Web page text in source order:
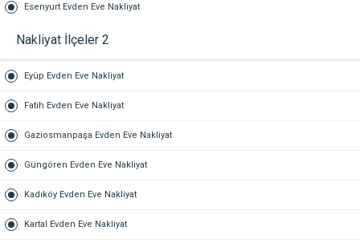
Esenyurt Evden Eve Nakliyat
Nakliyat İlçeler 2
Eyüp Evden Eve Nakliyat
Fatih Evden Eve Nakliyat
Gaziosmanpaşa Evden Eve Nakliyat
Güngören Evden Eve Nakliyat
Kadıköy Evden Eve Nakliyat
Kartal Evden Eve Nakliyat